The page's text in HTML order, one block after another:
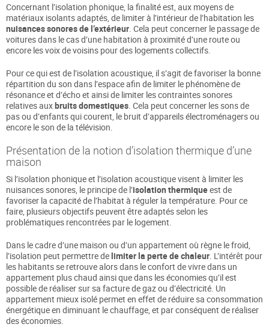
Concernant l’isolation phonique, la finalité est, aux moyens de
matériaux isolants adaptés, de limiter à l’intérieur de l’habitation les
nuisances sonores de l’extérieur . Cela peut concerner le passage de
voitures dans le cas d’une habitation à proximité d’une route ou
encore les voix de voisins pour des logements collectifs.
Pour ce qui est de l’isolation acoustique, il s’agit de favoriser la bonne
répartition du son dans l’espace afin de limiter le phénomène de
résonance et d’écho et ainsi de limiter les contraintes sonores
relatives auxbruits domestiques . Cela peut concerner les sons de
pas ou d’enfants qui courent, le bruit d’appareils électroménagers ou
encore le son de la télévision.
Présentation de la notion d’isolation thermique d’une
maison
Si l’isolation phonique et l’isolation acoustique visent à limiter les
nuisances sonores, le principe de l’isolation thermiqueest de
favoriser la capacité de l’habitat à réguler la température. Pour ce
faire, plusieurs objectifs peuvent être adaptés selon les
problématiques rencontrées par le logement.
Dans le cadre d’une maison ou d’un appartement où règne le froid,
l’isolation peut permettre delimiter la perte de chaleur . L’intérêt pour
les habitants se retrouve alors dans le confort de vivre dans un
appartement plus chaud ainsi que dans les économies qu’il est
possible de réaliser sur sa facture de gaz ou d’électricité. Un
appartement mieux isolé permet en effet de réduire sa consommation
énergétique en diminuant le chauffage, et par conséquent de réaliser
des économies.